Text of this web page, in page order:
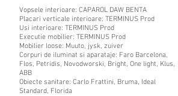
Vopsele interioare: CAPAROL DAW BENTA
Placari verticale interioare: TERMINUS Prod
Usi interioare: TERMINUS Prod
Executie mobilier: TERMINUS Prod
Mobilier loose: Muuto, jysk, zuiver
Corpuri de iluminat si aparataje: Faro Barcelona,
Flos, Petridis, Novodworski, Bright, One light, Klus,
ABB
Obiecte sanitare: Carlo Frattini, Bruma, Ideal
Standard, Florida